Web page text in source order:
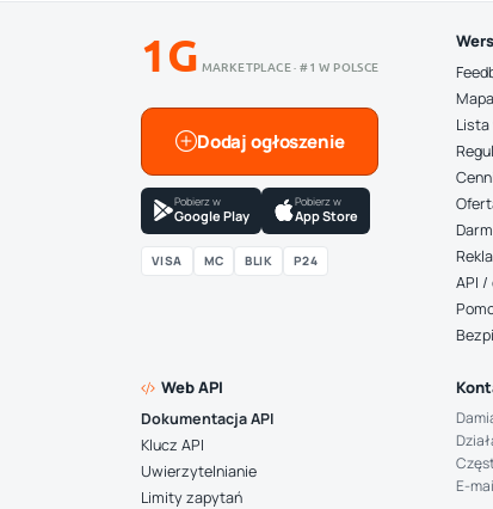
1G MARKETPLACE · #1 W POLSCE
Dodaj ogłoszenie
Pobierz w
Google Play
Pobierz w
App Store
VISA MC BLIK P24
API /
Web API
Dokumentacja API
Klucz API
Uwierzytelnianie
Limity zapytań
E-